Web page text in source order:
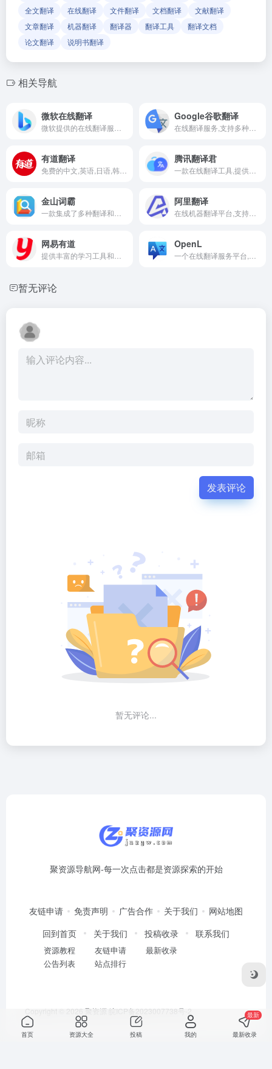
全文翻译
在线翻译 文件翻译 文档翻译
文献翻译
文章翻译
机器翻译 翻译器 翻译工具
翻译文档
论文翻译
说明书翻译
相关导航
微软在线翻译 Google谷歌翻译
有道翻译 腾讯翻译君
金山词霸 阿里翻译
网易有道 OpenL
暂无评论
发表评论
暂无评论...
聚资源导航网-每一次点击都是资源探索的开始
友链申请 免责声明 广告合作 关于我们
网站地图
回到首页
资源教程
公告列表
关于我们
友链申请
站点排行
投稿收录
最新收录
联系我们
Copyright © 2026 聚资源 皖ICP备2023007738号-2
首页 资源大全 投稿 我的 最新收录
最新